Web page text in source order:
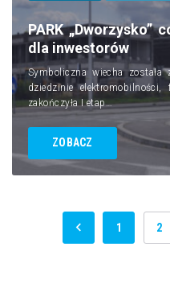
PARK „Dworzysko”
dla inwestorów
Symboliczna wiecha
dziedzinie
zakończyła I etap…
ZOBACZ
1 2